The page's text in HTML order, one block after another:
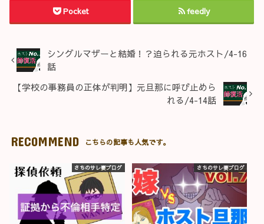
Pocket feedly
シングルマザーと結婚！？迫られる元ホスト/4-16
話
【学校の事務員の正体が判明】元旦那に呼び止めら
れる/4-14話
RECOMMEND こちらの記事も人気です。
さちのサレ妻ブログ さちのサレ妻ブログ